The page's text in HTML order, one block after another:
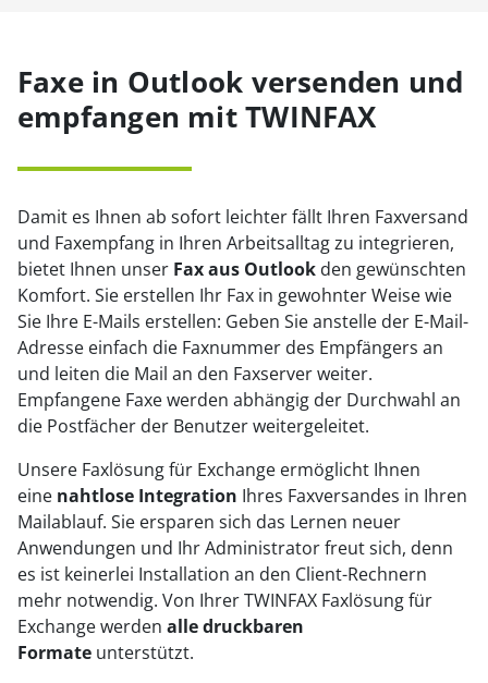
Faxe in Outlook versenden und
empfangen mit TWINFAX
Damit es Ihnen ab sofort leichter fällt Ihren Faxversand
und Faxempfang in Ihren Arbeitsalltag zu integrieren,
bietet Ihnen unser Fax aus Outlook den gewünschten
Komfort. Sie erstellen Ihr Fax in gewohnter Weise wie
Sie Ihre E-Mails erstellen: Geben Sie anstelle der E-Mail-
Adresse einfach die Faxnummer des Empfängers an
und leiten die Mail an den Faxserver weiter.
Empfangene Faxe werden abhängig der Durchwahl an
die Postfächer der Benutzer weitergeleitet.
Unsere Faxlösung für Exchange ermöglicht Ihnen
eine nahtlose Integration Ihres Faxversandes in Ihren
Mailablauf. Sie ersparen sich das Lernen neuer
Anwendungen und Ihr Administrator freut sich, denn
es ist keinerlei Installation an den Client-Rechnern
mehr notwendig. Von Ihrer TWINFAX Faxlösung für
Exchange werden alle druckbaren
Formate unterstützt.